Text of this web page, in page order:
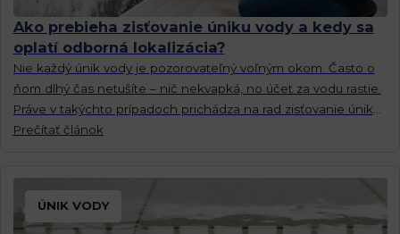
Ako prebieha zisťovanie úniku vody a kedy sa
oplatí odborná lokalizácia?
Nie každý únik vody je pozorovateľný voľným okom. Často o
ňom dlhý čas netušíte – nič nekvapká, no účet za vodu rastie.
Práve v takýchto prípadoch prichádza na rad zisťovanie úniku
vody.
Prečítať článok
ÚNIK VODY